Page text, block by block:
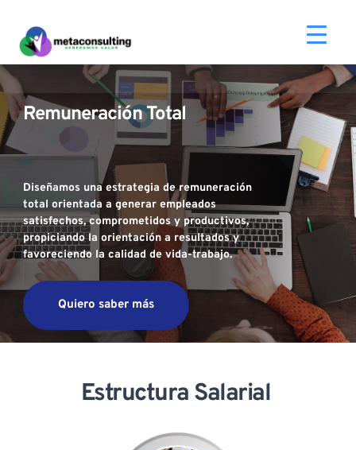
Remuneración Total
Diseñamos una estrategia de remuneración
total orientada a generar empleados
satisfechos, comprometidos y productivos,
propiciando la orientación a resultados y
favoreciendo la calidad de vida-trabajo.
Quiero saber más
Estructura Salarial